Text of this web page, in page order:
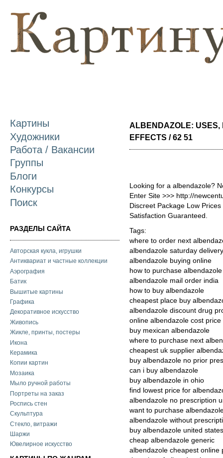
Картины
Художники
Работа / Вакансии
Группы
Блоги
Конкурсы
Поиск
РАЗДЕЛЫ САЙТА
Авторская кукла, игрушки
Антиквариат и частные коллекции
Аэрография
Батик
Вышитые картины
Графика
Декоративное искусство
Живопись
Жикле, принты, постеры
Икона
Керамика
Копии картин
Мозаика
Мыло ручной работы
Портреты на заказ
Роспись стен
Скульптура
Стекло, витражи
Шаржи
Ювелирное искусство
ALBENDAZOLE: USES,
EFFECTS / 62 51
Looking for a albendazole?
Enter Site >>> http://
Discreet Package Low
Satisfaction Guaranteed.
Tags:
where to order next
albendazole saturday
albendazole buying online
how to purchase albendazole
albendazole mail order india
how to buy albendazole
cheapest place buy
albendazole discount drug
online albendazole cost price
buy mexican albendazole
where to purchase next
cheapest uk supplier
buy albendazole no prior
can i buy albendazole
buy albendazole in ohio
find lowest price for
albendazole no prescription
want to purchase
albendazole without
buy albendazole united states
cheap albendazole generic
albendazole cheapest online